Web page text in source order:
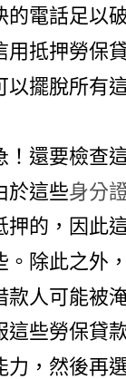
的電話足以
用抵押勞保
以擺脫所有
！還要檢查
於這些身分
押的，因此
。除此之外
款人可能被
這些勞保貸
力，然後再